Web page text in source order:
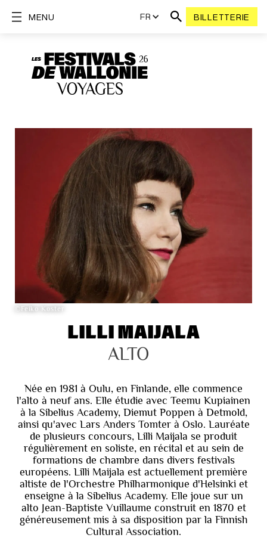
FR BILLETTERIE
MENU
©Feiko Koster
LILLI MAIJALA
ALTO
Née en 1981 à Oulu, en Finlande, elle commence
l'alto à neuf ans. Elle étudie avec Teemu Kupiainen
à la Sibelius Academy, Diemut Poppen à Detmold,
ainsi qu'avec Lars Anders Tomter à Oslo. Lauréate
de plusieurs concours, Lilli Maijala se produit
régulièrement en soliste, en récital et au sein de
formations de chambre dans divers festivals
européens. Lilli Maijala est actuellement première
altiste de l'Orchestre Philharmonique d'Helsinki et
enseigne à la Sibelius Academy. Elle joue sur un
alto Jean-Baptiste Vuillaume construit en 1870 et
généreusement mis à sa disposition par la Finnish
Cultural Association.